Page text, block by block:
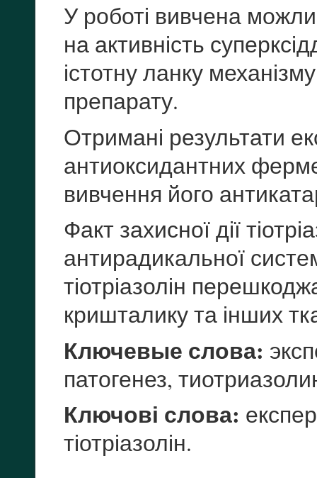
У роботі вивчена
на активність
істотну ланку
препарату.
Отримані результати
антиоксидантних
вивчення його
Факт захисної дії
антирадикальної
тіотріазолін
кришталику та інших
Ключевые слова:
патогенез,
Ключові слова:
тіотріазолін.